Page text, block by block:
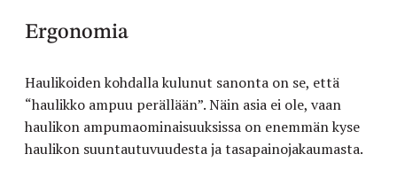
Ergonomia
Haulikoiden kohdalla kulunut sanonta on se, että
“haulikko ampuu perällään”. Näin asia ei ole, vaan
haulikon ampumaominaisuuksissa on enemmän kyse
haulikon suuntautuvuudesta ja tasapainojakaumasta.